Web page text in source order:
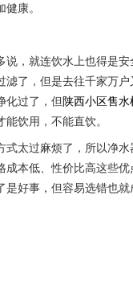
康。
说，就连饮水上也得是
滤了，但是去往千家万
化过了，但 陕西小区售水
饮用，不能直饮。
式太过麻烦了，所以净
成本低、性价比高这些
是好事，但容易选错也